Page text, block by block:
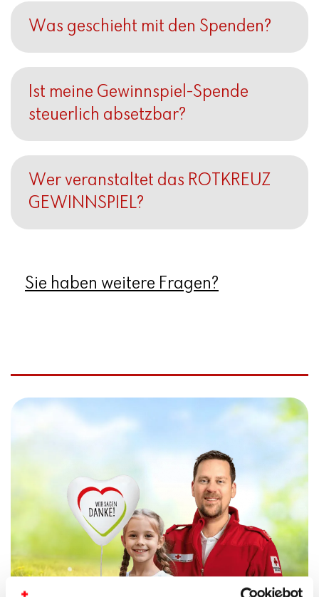
Was geschieht mit den Spenden?
Ist meine Gewinnspiel-Spende
steuerlich absetzbar?
Wer veranstaltet das ROTKREUZ
GEWINNSPIEL?
Sie haben weitere Fragen?